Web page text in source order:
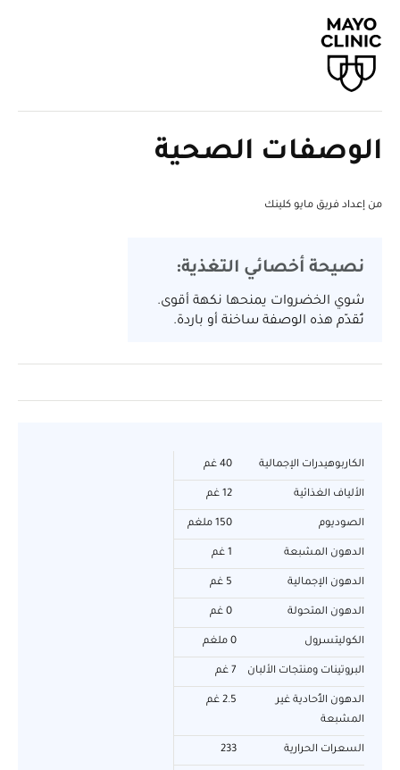
الوصفات الصحية
من إعداد فريق مايو كلينك
نصيحة أخصائي التغذية:
شوي الخضروات يمنحها نكهة أقوى.
تُقدّم هذه الوصفة ساخنة أو باردة.
الكاربوهيدرات الإجمالية 40 غم
الألياف الغذائية 12 غم
الصوديوم 150 ملغم
الدهون المشبعة 1 غم
الدهون الإجمالية 5 غم
الدهون المتحولة 0 غم
الكوليتسرول 0 ملغم
البروتينات ومنتجات الألبان 7 غم
الدهون الأُحادية غير
المشبعة
2.5 غم
السعرات الحرارية 233